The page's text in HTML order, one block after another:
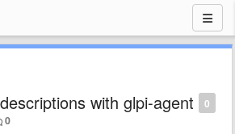
0
with glpi-agent
0